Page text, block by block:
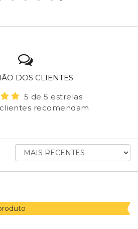
DOS CLIENTES
5 de 5 estrelas
clientes recomendam
ORDENAR
AVALIAÇÕES